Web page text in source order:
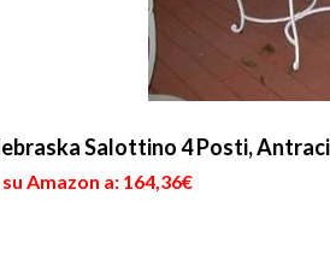
Salottino 4 Posti,
Amazon a: 164,36€